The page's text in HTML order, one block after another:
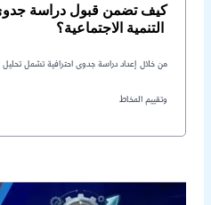
كيف تضمن قبول دراسة
من خلال إعداد دراسة جدوى احترافية تشمل تحليل
وتقييم المخاط